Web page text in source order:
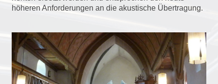
höheren Anforderungen an die akustische Übertragung.